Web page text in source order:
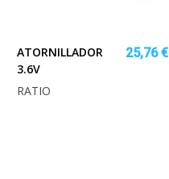
ATORNILLADOR
3.6V
25,76 €
RATIO